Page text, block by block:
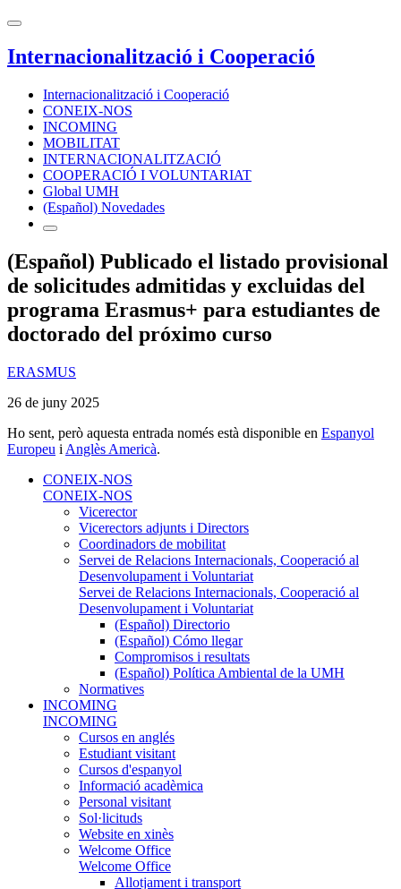
Internacionalització i Cooperació
Internacionalització i Cooperació
CONEIX-NOS
INCOMING
MOBILITAT
INTERNACIONALITZACIÓ
COOPERACIÓ I VOLUNTARIAT
Global UMH
(Español) Novedades
(Español) Publicado el listado provisional
de solicitudes admitidas y excluidas del
programa Erasmus+ para estudiantes de
doctorado del próximo curso
ERASMUS
26 de juny 2025
Ho sent, però aquesta entrada només està disponible en Espanyol
Europeu i Anglès Americà.
CONEIX-NOS
CONEIX-NOS
Vicerector
Vicerectors adjunts i Directors
Coordinadors de mobilitat
Servei de Relacions Internacionals, Cooperació al
Desenvolupament i Voluntariat
Servei de Relacions Internacionals, Cooperació al
Desenvolupament i Voluntariat
(Español) Directorio
(Español) Cómo llegar
Compromisos i resultats
(Español) Política Ambiental de la UMH
Normatives
INCOMING
INCOMING
Cursos en anglés
Estudiant visitant
Cursos d'espanyol
Informació acadèmica
Personal visitant
Sol·licituds
Website en xinès
Welcome Office
Welcome Office
Allotjament i transport